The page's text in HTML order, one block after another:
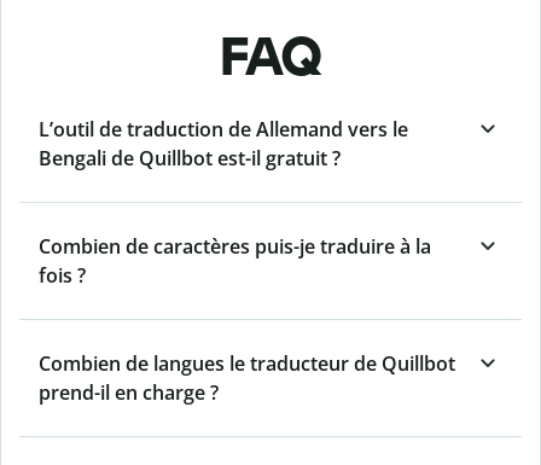
FAQ
L’outil de traduction de Allemand vers le
Bengali de Quillbot est-il gratuit ?
Combien de caractères puis-je traduire à la
fois ?
Combien de langues le traducteur de Quillbot
prend-il en charge ?